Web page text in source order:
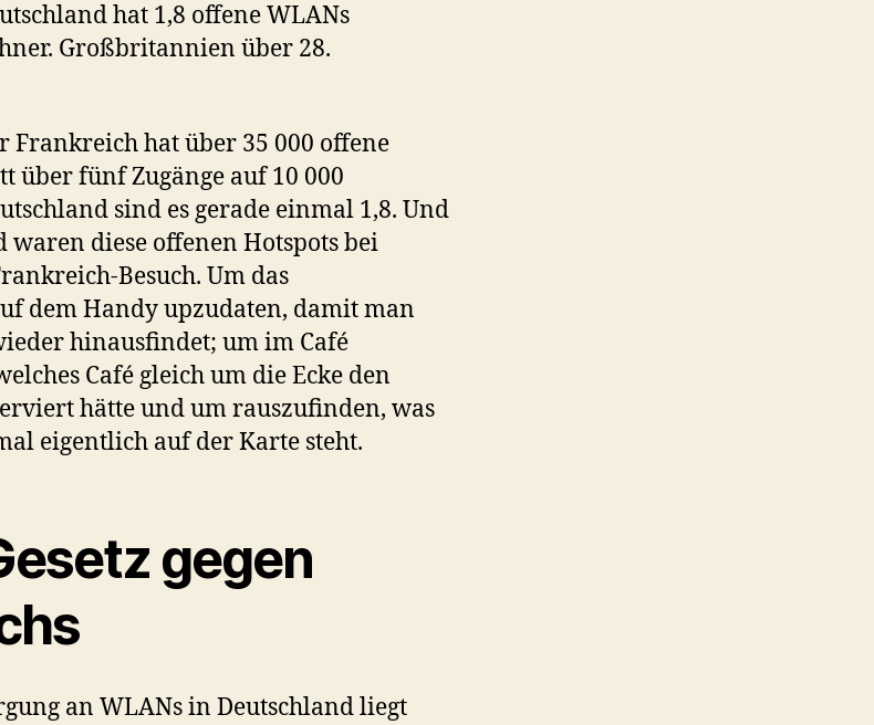
hat 1,8 offene WLANs
Großbritannien über 28.
Frankreich hat über 35 000 offene
über fünf Zugänge auf 10 000
sind es gerade einmal 1,8. Und
waren diese offenen Hotspots bei
Besuch. Um das
dem Handy upzudaten, damit man
hinausfindet; um im Café
Café gleich um die Ecke den
hätte und um rauszufinden, was
eigentlich auf der Karte steht.
gegen
an WLANs in Deutschland liegt